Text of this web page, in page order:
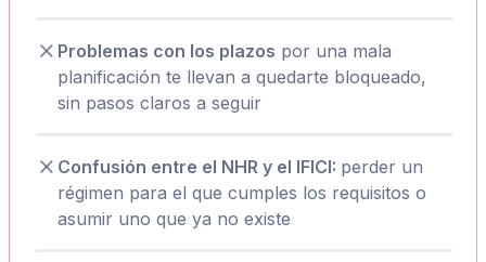
Problemas con los plazos por una mala
planificación te llevan a quedarte bloqueado,
sin pasos claros a seguir
Confusión entre el NHR y el IFICI: perder un
régimen para el que cumples los requisitos o
asumir uno que ya no existe